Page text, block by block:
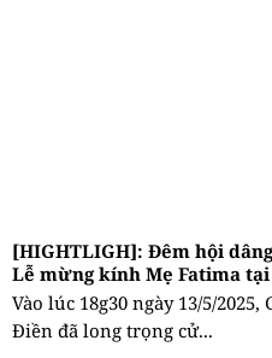
[HIGHTLIGH]: Đêm hội
Lễ mừng kính Mẹ Fatima
Vào lúc 18g30 ngày 13/5/
Điền đã long trọng cử...